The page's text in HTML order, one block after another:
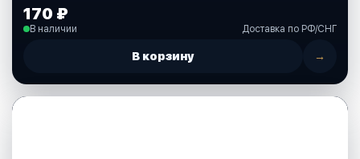
170 ₽
В наличии Доставка по РФ/СНГ
В корзину →